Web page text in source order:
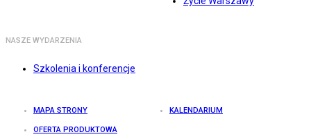
NASZE WYDARZENIA
Szkolenia i konferencje
MAPA STRONY KALENDARIUM
OFERTA PRODUKTOWA